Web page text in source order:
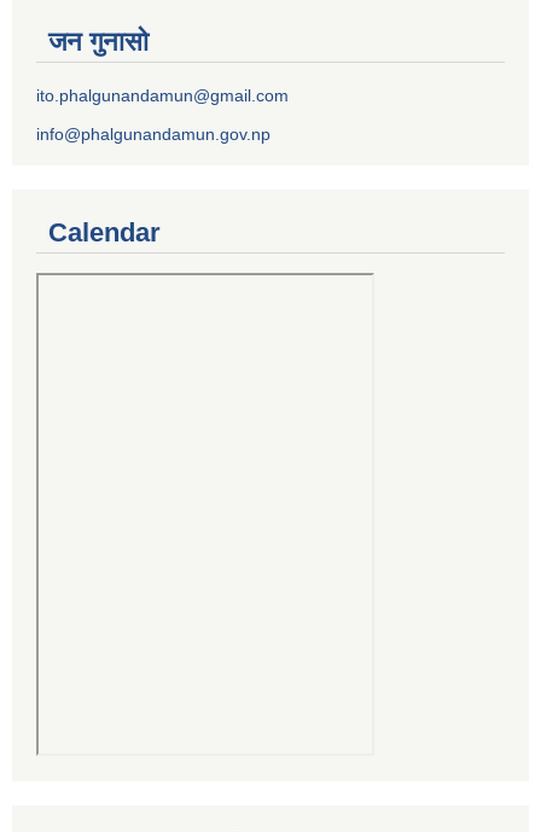
जन गुनासो
ito.phalgunandamun@gmail.com
info@phalgunandamun.gov.np
Calendar